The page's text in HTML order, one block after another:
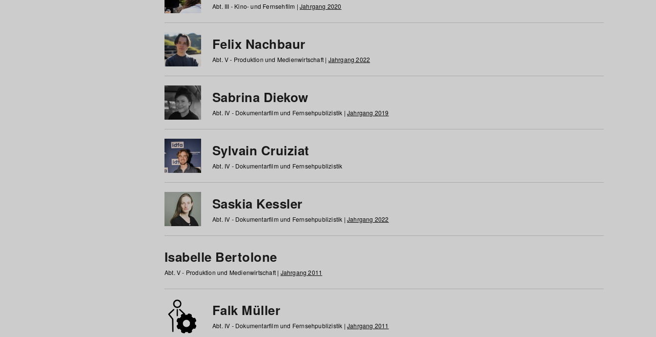
Abt. III - Kino- und Fernsehfilm | Jahrgang 2020
Felix Nachbaur
Abt. V - Produktion und Medienwirtschaft | Jahrgang 2022
Sabrina Diekow
Abt. IV - Dokumentarfilm und Fernsehpublizistik | Jahrgang 2019
Sylvain Cruiziat
Abt. IV - Dokumentarfilm und Fernsehpublizistik
Saskia Kessler
Abt. IV - Dokumentarfilm und Fernsehpublizistik | Jahrgang 2022
Isabelle Bertolone
Abt. V - Produktion und Medienwirtschaft | Jahrgang 2011
Falk Müller
Abt. IV - Dokumentarfilm und Fernsehpublizistik | Jahrgang 2011